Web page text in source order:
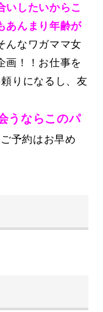
いしたいからこ
あんまり年齢が
んなワガママ女
画！！お仕事を
りになるし、友
うならこのパ
ご予約はお早め